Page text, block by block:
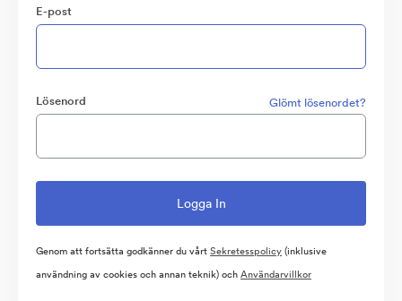
E-post
Lösenord Glömt lösenordet?
Genom att fortsätta godkänner du vårtSekretesspolicy(inklusive
användning av cookies och annan teknik) ochAnvändarvillkor